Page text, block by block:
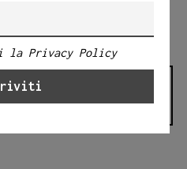
€25.00
AGGIUNGI AL
CARRELLO
la Privacy Policy